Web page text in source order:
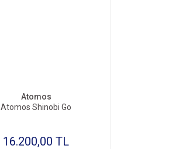
Atomos
Atomos Shinobi Go
16.200,00 TL